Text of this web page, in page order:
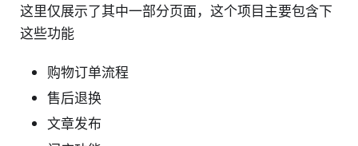
这里仅展示了其中一部分页面，这个项目主要包含下
这些功能
购物订单流程
售后退换
文章发布